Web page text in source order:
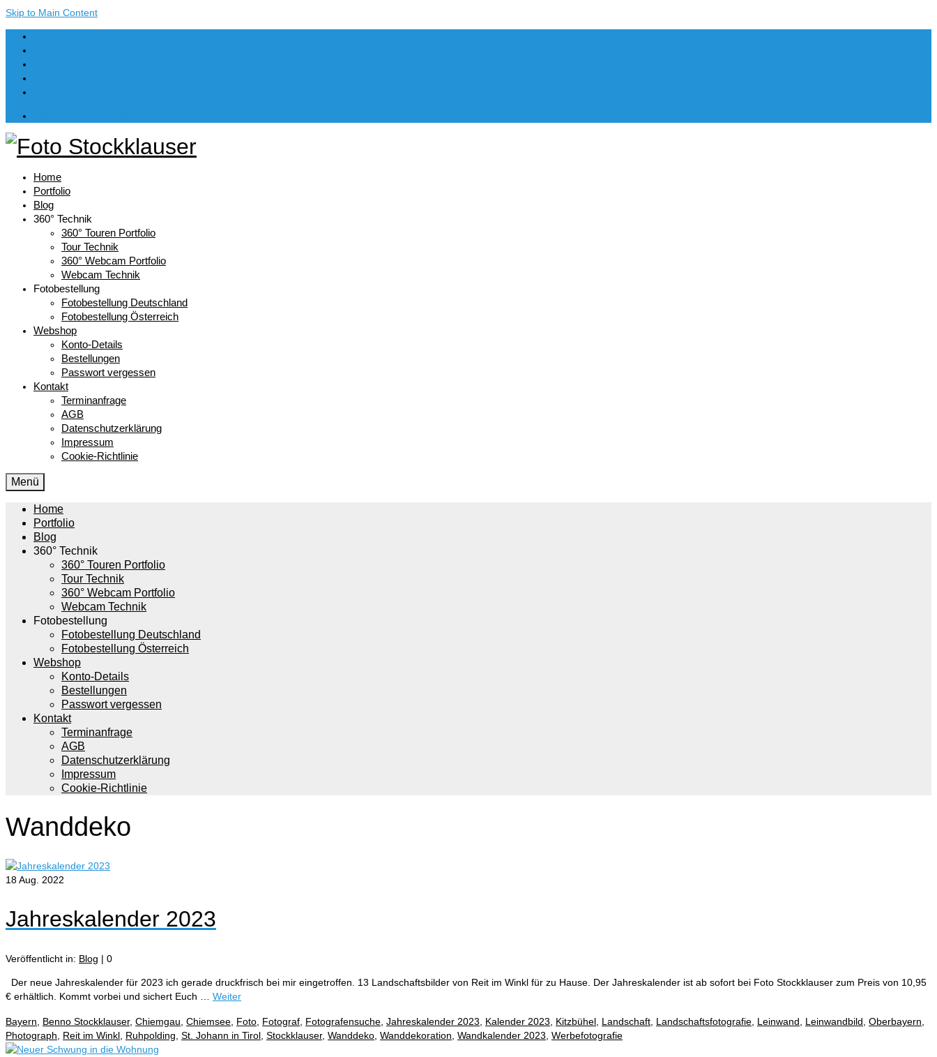
Skip to Main Content
Home
Portfolio
Blog
360° Technik
360° Touren Portfolio
Tour Technik
360° Webcam Portfolio
Webcam Technik
Fotobestellung
Fotobestellung Deutschland
Fotobestellung Österreich
Webshop
Konto-Details
Bestellungen
Passwort vergessen
Kontakt
Terminanfrage
AGB
Datenschutzerklärung
Impressum
Cookie-Richtlinie
Menü
Home
Portfolio
Blog
360° Technik
360° Touren Portfolio
Tour Technik
360° Webcam Portfolio
Webcam Technik
Fotobestellung
Fotobestellung Deutschland
Fotobestellung Österreich
Webshop
Konto-Details
Bestellungen
Passwort vergessen
Kontakt
Terminanfrage
AGB
Datenschutzerklärung
Impressum
Cookie-Richtlinie
Wanddeko
18Aug. 2022
Jahreskalender 2023
Veröffentlicht in: Blog | 0
Der neue Jahreskalender für 2023 ich gerade druckfrisch bei mir eingetroffen. 13 Landschaftsbilder von Reit im Winkl für zu Hause. Der Jahreskalender ist ab sofort bei Foto Stockklauser zum Preis von 10,95
€ erhältlich. Kommt vorbei und sichert Euch … Weiter
Bayern Benno Stockklauser, Chiemgau Chiemsee Foto Fotograf Fotografensuche Jahreskalender 2023 Kalender 2023 Kitzbühel Landschaft Landschaftsfotografie Leinwand Leinwandbild Oberbayern
Photograph
Reit im Winkl Ruhpolding St. Johann in Tirol Stockklauser, Wanddeko Wanddekoration Wandkalender 2023 Werbefotografie